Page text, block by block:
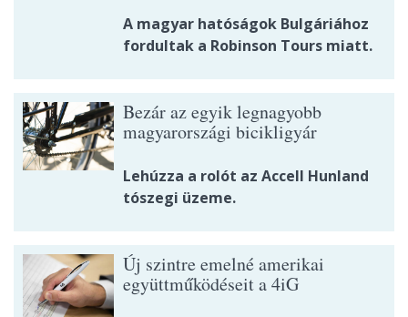
A magyar hatóságok Bulgáriához
fordultak a Robinson Tours miatt.
Bezár az egyik legnagyobb
magyarországi bicikligyár
Lehúzza a rolót az Accell Hunland
tószegi üzeme.
Új szintre emelné amerikai
együttműködéseit a 4iG